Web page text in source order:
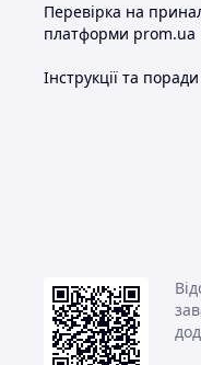
Перевірка на
платформи prom.ua
Інструкції та поради